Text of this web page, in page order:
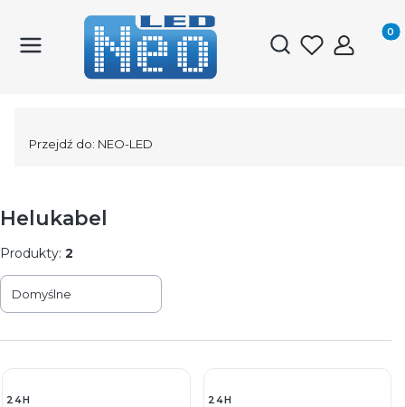
Otwórz
Przejdź do: NEO-LED
Helukabel
Produkty: 2
Lista produktów
Domyślne
24H 24H